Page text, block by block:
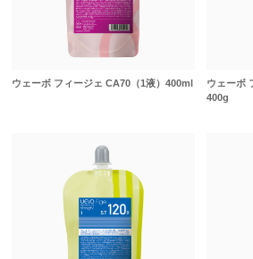
ウェーボ フィージェ CA70（1液）400ml
ウェーボ
400g